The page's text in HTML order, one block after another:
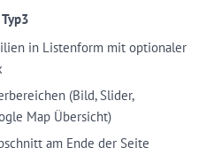
in Listenform mit optionaler
(Bild, Slider,
Map Übersicht)
am Ende der Seite